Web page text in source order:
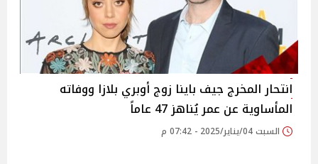
انتحار المخرج جيف باينا زوج أوبري بلازا ووفاته
المأساوية عن عمر يُناهز 47 عاماً
السبت 04/يناير/2025 - 07:42 م